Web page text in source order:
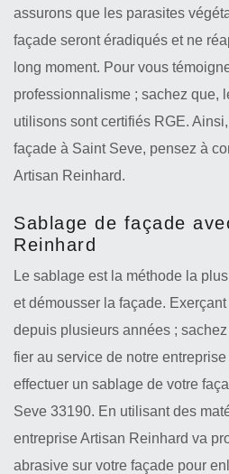
assurons que les parasites
façade seront éradiqués et ne
long moment. Pour vous
professionnalisme ; sachez que,
utilisons sont certifiés RGE.
façade à Saint Seve, pensez à
Artisan Reinhard.
Sablage de façade
Reinhard
Le sablage est la méthode la
et démousser la façade.
depuis plusieurs années ;
fier au service de notre
effectuer un sablage de votre
Seve 33190. En utilisant des
entreprise Artisan Reinhard va
abrasive sur votre façade pour